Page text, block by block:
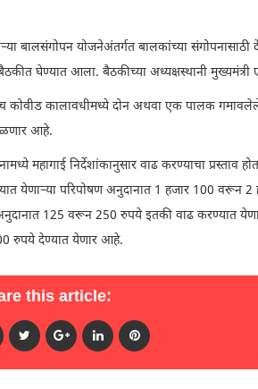
बालसंगोपन योजनेअंतर्गत बालकांच्या संगोपनासाठी
घेण्यात आला. बैठकीच्या अध्यक्षस्थानी मुख्यमंत्री
कोवीड कालावधीमध्ये दोन अथवा एक पालक
आहे.
महागाई निर्देशांकानुसार वाढ करण्याचा प्रस्ताव
येणाऱ्या परिपोषण अनुदानात 1 हजार 100 वरून
125 वरून 250 रुपये इतकी वाढ करण्यात
रुपये देण्यात येणार आहे.
this article: